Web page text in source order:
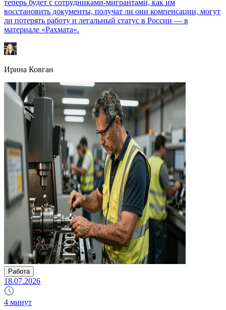
теперь будет с сотрудниками-мигрантами, как им
восстановить документы, получат ли они компенсации, могут
ли потерять работу и легальный статус в России — в
материале «Рахмата».
Ирина Ковган
Работа
18.07.2026
4 минут